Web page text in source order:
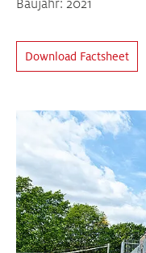
Baujahr: 2021
Download Factsheet